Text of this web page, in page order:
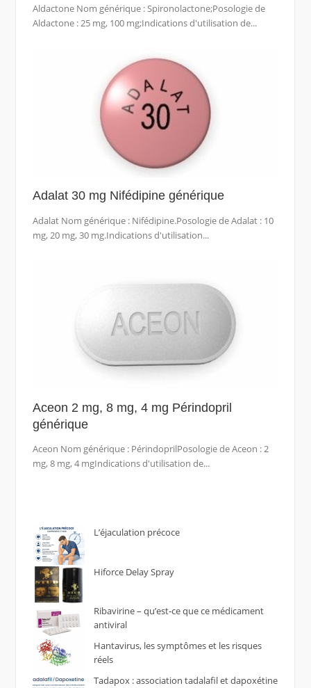
Aldactone Nom générique : Spironolactone;Posologie de
Aldactone : 25 mg, 100 mg;Indications d'utilisation de...
Adalat 30 mg Nifédipine générique
Adalat Nom générique : Nifédipine.Posologie de Adalat : 10
mg, 20 mg, 30 mg.Indications d'utilisation...
Aceon 2 mg, 8 mg, 4 mg Périndopril
générique
Aceon Nom générique : PérindoprilPosologie de Aceon : 2
mg, 8 mg, 4 mgIndications d'utilisation de...
L’éjaculation précoce
Hiforce Delay Spray
Ribavirine – qu’est-ce que ce médicament
antiviral
Hantavirus, les symptômes et les risques
réels
Tadapox : association tadalafil et dapoxétine